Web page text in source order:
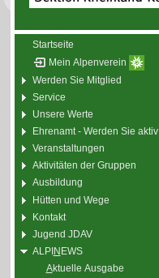
Startseite
Mein Alpenverein
Werden Sie Mitglied
Service
Unsere Werte
Ehrenamt - Werden Sie aktiv
Veranstaltungen
Aktivitäten der Gruppen
Ausbildung
Hütten und Wege
Kontakt
Jugend JDAV
ALPINEWS
Aktuelle Ausgabe